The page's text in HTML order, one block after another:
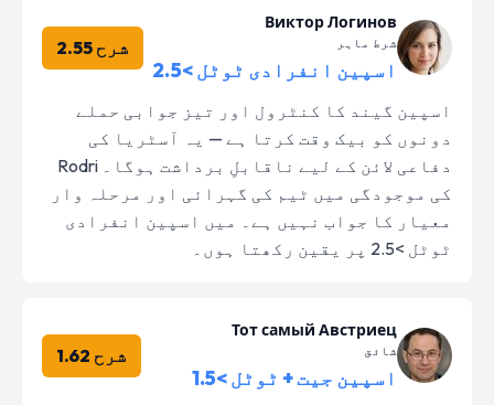
Виктор Логинов
شرط ماہر
اسپین انفرادی ٹوٹل >2.5
شرح 2.55
اسپین گیند کا کنٹرول اور تیز جوابی حملے
دونوں کو بیک وقت کرتا ہے — یہ آسٹریا کی
دفاعی لائن کے لیے ناقابلِ برداشت ہوگا۔ Rodri
کی موجودگی میں ٹیم کی گہرائی اور مرحلہ وار
معیار کا جواب نہیں ہے۔ میں اسپین انفرادی
ٹوٹل >2.5 پر یقین رکھتا ہوں۔
Тот самый Австриец
شائق
اسپین جیت + ٹوٹل >1.5
شرح 1.62